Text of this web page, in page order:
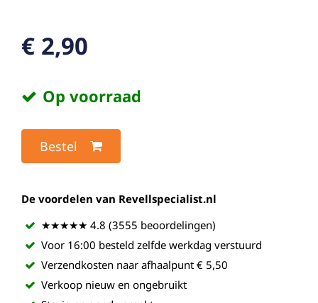
€ 2,90
Op voorraad
Bestel
De voordelen van Revellspecialist.nl
★★★★★ 4.8 (3555 beoordelingen)
Voor 16:00 besteld zelfde werkdag verstuurd
Verzendkosten naar afhaalpunt € 5,50
Verkoop nieuw en ongebruikt